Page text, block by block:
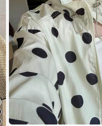
#1 ขายดี
ใน กระเป๋า เสื้อคลุมลำลอง